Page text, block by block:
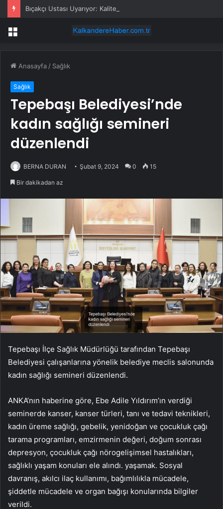
Bıçakçı Ustası Uyarıyor: Kaliteli Bıçak Alın!
Menü
Anasayfa / Sağlık
Sağlık
Tepebaşı Belediyesi’nde
kadın sağlığı semineri
düzenlendi
BERNA DURAN Şubat 9, 2024 0 15
Bir dakikadan az
Tepebaşı İlçe Sağlık Müdürlüğü tarafından Tepebaşı
Belediyesi çalışanlarına yönelik belediye meclis salonunda
kadın sağlığı semineri düzenlendi.
ANKA’nın haberine göre, Ebe Adile Yıldırım’ın verdiği
seminerde kanser, kanser türleri, tanı ve tedavi teknikleri,
kadın üreme sağlığı, gebelik, yenidoğan ve çocukluk çağı
tarama programları, emzirmenin değeri, doğum sonrası
depresyon, çocukluk çağı nörogelişimsel hastalıkları,
sağlıklı yaşam konuları ele alındı. yaşamak. Sosyal
davranış, akılcı ilaç kullanımı, bağımlılıkla mücadele,
şiddetle mücadele ve organ bağışı konularında bilgiler
verildi.